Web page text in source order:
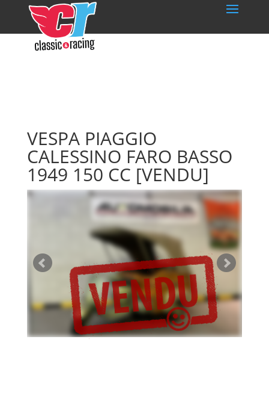
VESPA PIAGGIO
CALESSINO FARO BASSO
1949 150 CC [VENDU]